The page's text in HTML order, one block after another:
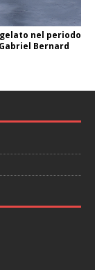
nel periodo
Bernard